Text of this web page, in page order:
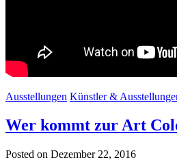
Ausstellungen Künstler &
Wer kommt zur Art
Posted on Dezember 22, 2016